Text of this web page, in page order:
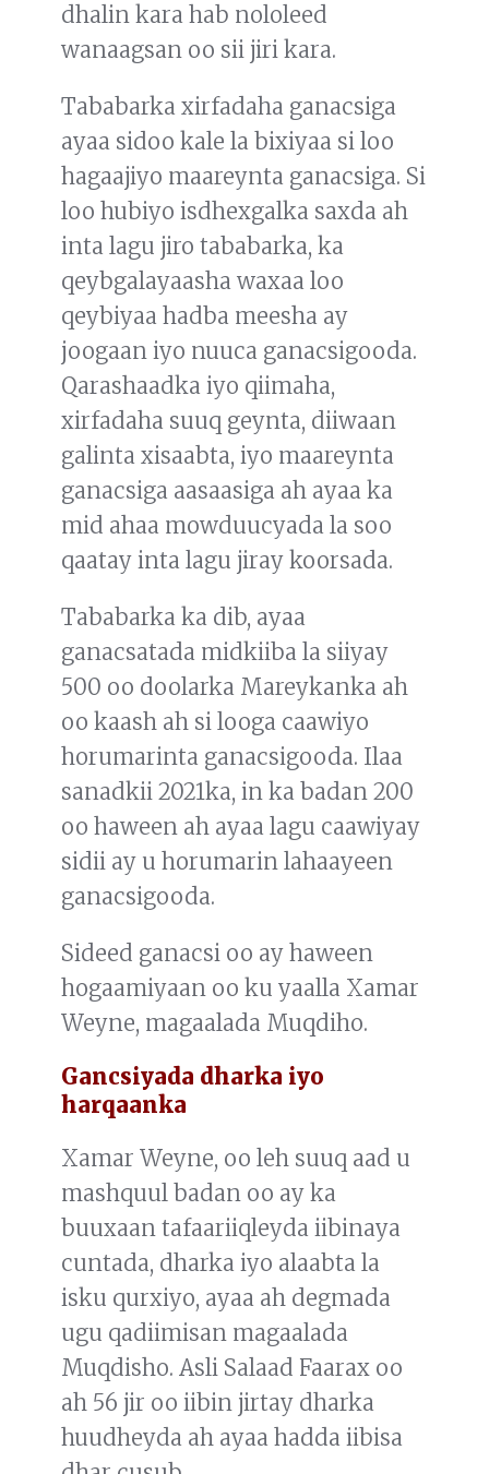
dhalin kara hab nololeed
wanaagsan oo sii jiri kara.
Tababarka xirfadaha ganacsiga
ayaa sidoo kale la bixiyaa si loo
hagaajiyo maareynta ganacsiga. Si
loo hubiyo isdhexgalka saxda ah
inta lagu jiro tababarka, ka
qeybgalayaasha waxaa loo
qeybiyaa hadba meesha ay
joogaan iyo nuuca ganacsigooda.
Qarashaadka iyo qiimaha,
xirfadaha suuq geynta, diiwaan
galinta xisaabta, iyo maareynta
ganacsiga aasaasiga ah ayaa ka
mid ahaa mowduucyada la soo
qaatay inta lagu jiray koorsada.
Tababarka ka dib, ayaa
ganacsatada midkiiba la siiyay
500 oo doolarka Mareykanka ah
oo kaash ah si looga caawiyo
horumarinta ganacsigooda. Ilaa
sanadkii 2021ka, in ka badan 200
oo haween ah ayaa lagu caawiyay
sidii ay u horumarin lahaayeen
ganacsigooda.
Sideed ganacsi oo ay haween
hogaamiyaan oo ku yaalla Xamar
Weyne, magaalada Muqdiho.
Gancsiyada dharka iyo
harqaanka
Xamar Weyne, oo leh suuq aad u
mashquul badan oo ay ka
buuxaan tafaariiqleyda iibinaya
cuntada, dharka iyo alaabta la
isku qurxiyo, ayaa ah degmada
ugu qadiimisan magaalada
Muqdisho. Asli Salaad Faarax oo
ah 56 jir oo iibin jirtay dharka
huudheyda ah ayaa hadda iibisa